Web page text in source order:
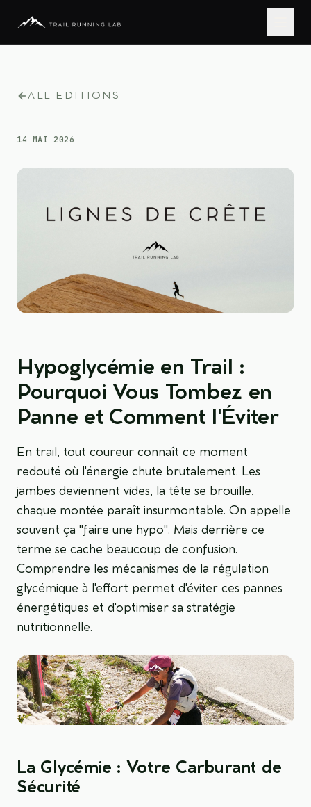
ALL EDITIONS
14 MAI 2026
Hypoglycémie en Trail :
Pourquoi Vous Tombez en
Panne et Comment l'Éviter
En trail, tout coureur connaît ce moment
redouté où l'énergie chute brutalement. Les
jambes deviennent vides, la tête se brouille,
chaque montée paraît insurmontable. On appelle
souvent ça "faire une hypo". Mais derrière ce
terme se cache beaucoup de confusion.
Comprendre les mécanismes de la régulation
glycémique à l'effort permet d'éviter ces pannes
énergétiques et d'optimiser sa stratégie
nutritionnelle.
La Glycémie : Votre Carburant de
Sécurité